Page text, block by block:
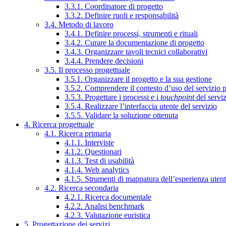
3.3.1. Coordinatore di progetto
3.3.2. Definire ruoli e responsabilità
3.4. Metodo di lavoro
3.4.1. Definire processi, strumenti e rituali
3.4.2. Curare la documentazione di progetto
3.4.3. Organizzare tavoli tecnici collaborativi
3.4.4. Prendere decisioni
3.5. Il processo progettuale
3.5.1. Organizzare il progetto e la sua gestione
3.5.2. Comprendere il contesto d’uso del servizio
3.5.3. Progettare i processi e i touchpointdel
3.5.4. Realizzare l’interfaccia utente del servizio
3.5.5. Validare la soluzione ottenuta
4. Ricerca progettuale
4.1. Ricerca primaria
4.1.1. Interviste
4.1.2. Questionari
4.1.3. Test di usabilità
4.1.4. Web analytics
4.1.5. Strumenti di mappatura dell’esperienza
4.2. Ricerca secondaria
4.2.1. Ricerca documentale
4.2.2. Analisi benchmark
4.2.3. Valutazione euristica
5. Progettazione dei servizi